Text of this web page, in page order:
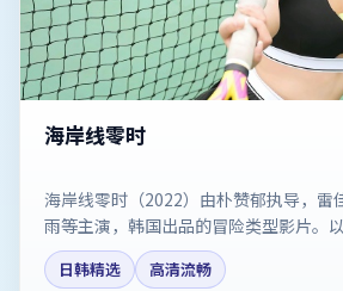
海岸线零时
海岸线零时（2022）由朴赞郁执导，雷
雨等主演，韩国出品的冒险类型影片。
代切片。剧情简介与主创信息可供检索
方资料为准。
日韩精选
高清流畅